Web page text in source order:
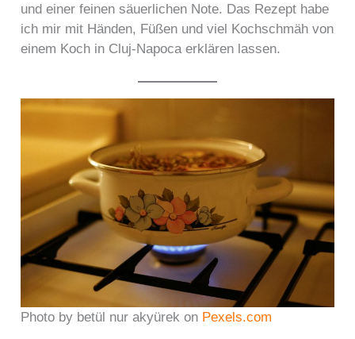
und einer feinen säuerlichen Note. Das Rezept habe
ich mir mit Händen, Füßen und viel Kochschmäh von
einem Koch in Cluj-Napoca erklären lassen.
Photo by betül nur akyürek on Pexels.com